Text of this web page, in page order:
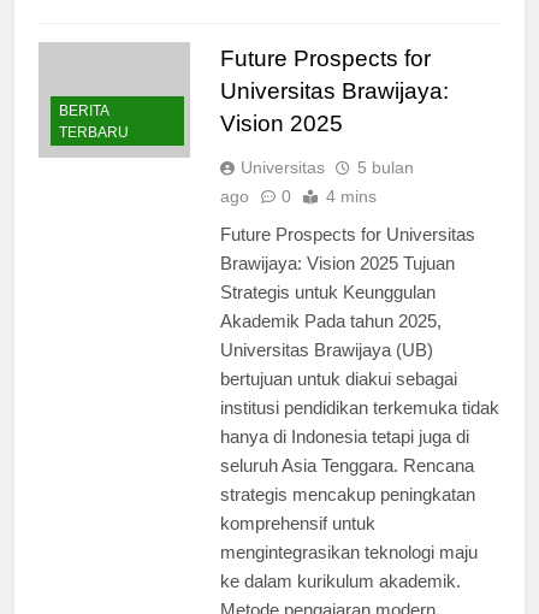
BERITA
Future Prospects for
Universitas Brawijaya:
Universitas
5 bulan
Future Prospects for Universitas
Brawijaya: Vision 2025 Tujuan
Strategis untuk Keunggulan
Akademik Pada tahun 2025,
Universitas Brawijaya (UB)
bertujuan untuk diakui sebagai
institusi pendidikan terkemuka tidak
hanya di Indonesia tetapi juga di
seluruh Asia Tenggara. Rencana
strategis mencakup peningkatan
komprehensif untuk
mengintegrasikan teknologi maju
ke dalam kurikulum akademik.